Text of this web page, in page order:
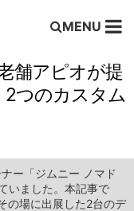
MENU
舗アピオが提
つのカスタム
ー「ジムニー ノマド
いました。本記事で
の場に出展した2台のデ